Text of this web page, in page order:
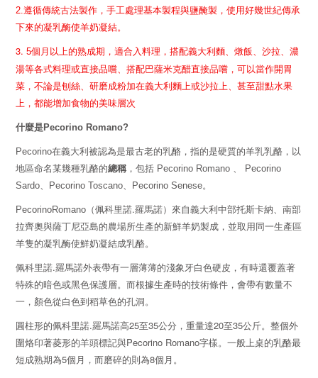
2.遵循傳統古法製作，手工處理基本製程與鹽醃製，使用好幾世紀傳承
下來的凝乳酶使羊奶凝結。
3. 5個月以上的熟成期，適合入料理，搭配義大利麵、燉飯、沙拉、濃
湯等各式料理或直接品嚐、搭配巴薩米克醋直接品嚐，可以當作開胃
菜，不論是刨絲、研磨成粉加在義大利麵上或沙拉上、甚至甜點水果
上，都能增加食物的美味層次
什麼是Pecorino Romano?
Pecorino在義大利被認為是最古老的乳酪， 指的是硬質的羊乳乳酪，以
地區命名某幾種乳酪的總稱 ，包括 Pecorino Romano 、
Pecorino
Sardo、 Pecorino Toscano、 Pecorino Senese。
PecorinoRomano （佩科里諾.羅馬諾）來自義大利中部托斯卡納、南部
拉齊奧與薩丁尼亞島的農場所生產的新鮮羊奶製成，並取用同一生產區
羊隻的凝乳酶使鮮奶凝結成乳酪。
佩科里諾.羅馬諾外表帶有一層薄薄的淺象牙白色硬皮，有時還覆蓋著
特殊的暗色或黑色保護層。而根據生產時的技術條件，會帶有數量不
一，顏色從白色到稻草色的孔洞。
圓柱形的佩科里諾.羅馬諾高25至35公分，重量達20至35公斤。整個外
圍烙印著菱形的羊頭標記與Pecorino Romano字樣。一般上桌的乳酪最
短成熟期為5個月，而磨碎的則為8個月。